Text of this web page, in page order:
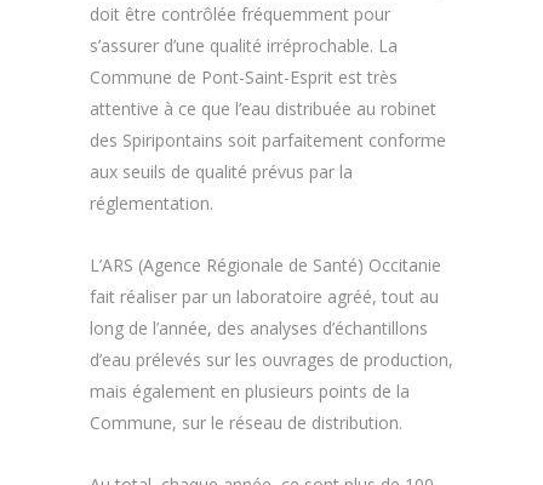
doit être contrôlée fréquemment pour
s’assurer d’une qualité irréprochable. La
Commune de Pont-Saint-Esprit est très
attentive à ce que l’eau distribuée au robinet
des Spiripontains soit parfaitement conforme
aux seuils de qualité prévus par la
réglementation.
L’ARS (Agence Régionale de Santé) Occitanie
fait réaliser par un laboratoire agréé, tout au
long de l’année, des analyses d’échantillons
d’eau prélevés sur les ouvrages de production,
mais également en plusieurs points de la
Commune, sur le réseau de distribution.